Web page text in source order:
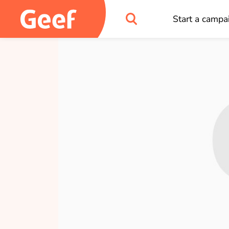
Start a